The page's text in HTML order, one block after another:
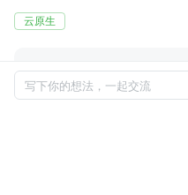
云原生
inBuilder低代码平台
写下你的想法，一起交流